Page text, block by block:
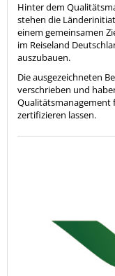
Hinter dem
stehen die
einem gemeinsamen
im Reiseland
auszubauen.
Die ausgezeichneten
verschrieben und
Qualitätsmanagement
zertifizieren lassen.